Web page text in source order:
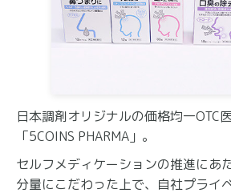
日本調剤オリジナルの価格均一OTC
「5COINS PHARMA」。
セルフメディケーションの推進にあ
分量にこだわった上で、自社プライ